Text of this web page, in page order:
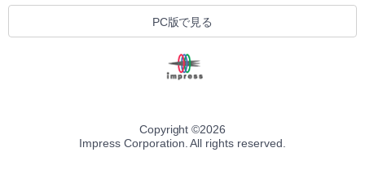
PC版で見る
Copyright ©2026
Impress Corporation. All rights reserved.